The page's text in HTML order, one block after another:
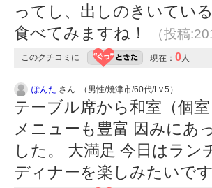
ってし、出しのきいてい
食べてみますね！
（投稿
このクチコミに 現在： 0人
ぽんた さん （男性/焼津市/60代/Lv.5）
テーブル席から和室（個
メニューも豊富 因みにあ
した。 大満足 今日はラン
ディナーを楽しみたいです